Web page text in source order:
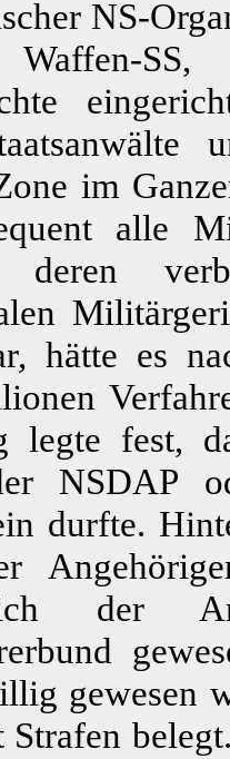
NS-
im
alle
deren
hätte es
legte fest,
NSDAP
durfte.
der
gewesen